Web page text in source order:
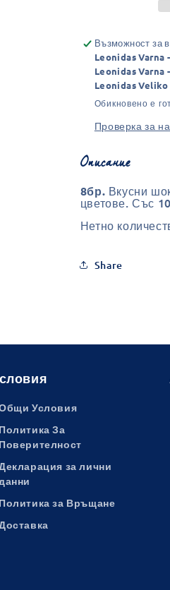
Възможност за
Leonidas Varna
Leonidas
Leonidas
Обикновено е
Проверка за
Описание
8бр. Вкусни
цветове.Със
Нетно
Share
Условия
Политика За
Поверителност
за лични
Политика за Връщане